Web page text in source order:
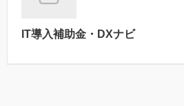
IT導入補助金・DXナビ